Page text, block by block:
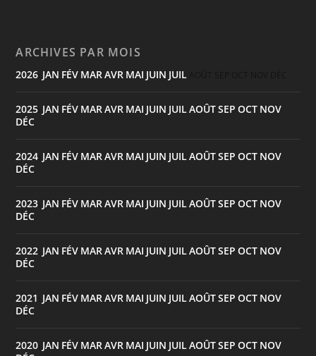
ARCHIVES PAR MOIS
2026 JAN FÉV MARAVR MAI JUIN JUIL
2025 JAN FÉV MARAVR MAI JUIN JUILAOÛTSEP OCT NOV
DÉC
2024 JAN FÉV MARAVR MAI JUIN JUILAOÛTSEP OCT NOV
DÉC
2023 JAN FÉV MARAVR MAI JUIN JUILAOÛTSEP OCT NOV
DÉC
2022 JAN FÉV MARAVR MAI JUIN JUILAOÛTSEP OCT NOV
DÉC
2021 JAN FÉV MARAVR MAI JUIN JUILAOÛTSEP OCT NOV
DÉC
2020 JAN FÉV MARAVR MAI JUIN JUILAOÛTSEP OCT NOV